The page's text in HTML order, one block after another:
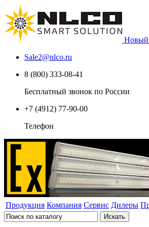
Новый
Sale2@nlco.ru
8 (800) 333-08-41
Бесплатный звонок по России
+7 (4912) 77-90-00
Телефон
Продукция Компания Сервис Дилеры